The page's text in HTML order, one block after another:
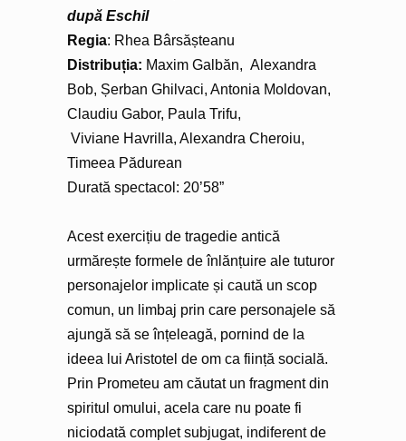
după Eschil
Regia: Rhea Bârsășteanu
Distribuția: Maxim Galbăn, Alexandra
Bob, Șerban Ghilvaci, Antonia Moldovan,
Claudiu Gabor, Paula Trifu,
Viviane Havrilla, Alexandra Cheroiu,
Timeea Pădurean
Durată spectacol: 20’58”
Acest exercițiu de tragedie antică
urmărește formele de înlănțuire ale tuturor
personajelor implicate și caută un scop
comun, un limbaj prin care personajele să
ajungă să se înțeleagă, pornind de la
ideea lui Aristotel de om ca ființă socială.
Prin Prometeu am căutat un fragment din
spiritul omului, acela care nu poate fi
niciodată complet subjugat, indiferent de